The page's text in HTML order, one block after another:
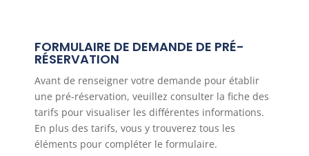
FORMULAIRE DE DEMANDE DE PRÉ-
RÉSERVATION
Avant de renseigner votre demande pour établir
une pré-réservation, veuillez consulter la fiche des
tarifs pour visualiser les différentes informations.
En plus des tarifs, vous y trouverez tous les
éléments pour compléter le formulaire.